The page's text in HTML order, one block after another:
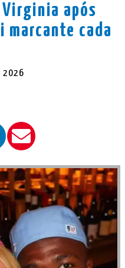
após
marcante cada
2026